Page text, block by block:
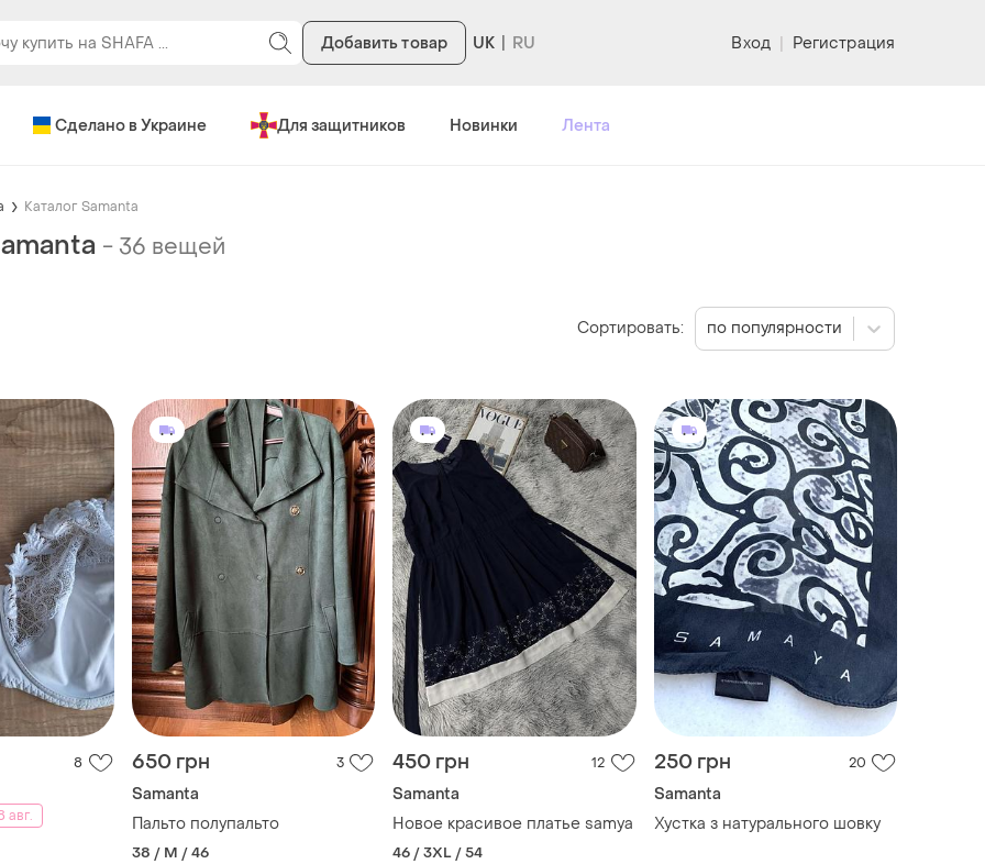
Добавить товар UK Вход | Регистрация
Сделано в Украине Для защитников Новинки Лента
Каталог Samanta
- 36 вещей
8
авг.
650 грн 3
Samanta
Пальто полупальто
38 / M / 46
450 грн 12
Samanta
Новое красивое платье samya
46 / 3XL / 54
250 грн 20
Samanta
Хустка з натурального шовку
Сортировать: по популярности